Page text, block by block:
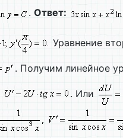
. Ответ:
Уравнение
. Получим линейное
. Или